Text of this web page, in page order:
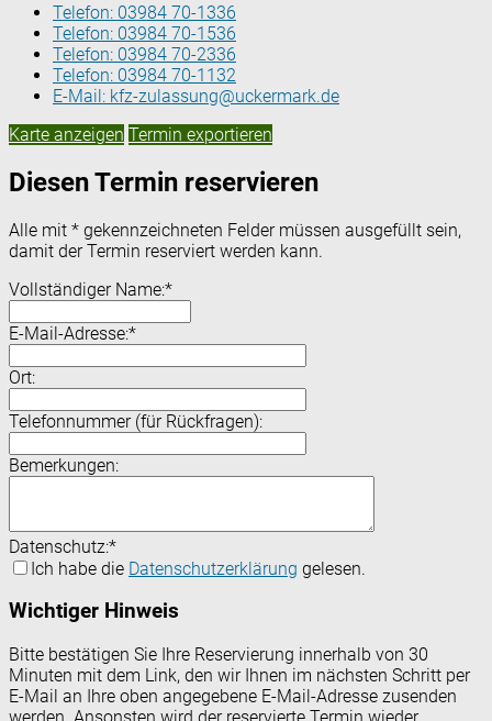
Telefon: 03984 70-1336
Telefon: 03984 70-1536
Telefon: 03984 70-2336
Telefon: 03984 70-1132
E-Mail: kfz-zulassung@uckermark.de
Karte anzeigen Termin exportieren
Diesen Termin reservieren
Alle mit * gekennzeichneten Felder müssen ausgefüllt sein,
damit der Termin reserviert werden kann.
Vollständiger Name:*
E-Mail-Adresse:*
Ort:
Telefonnummer (für Rückfragen):
Bemerkungen:
Datenschutz:*
Ich habe die Datenschutzerklärung gelesen.
Wichtiger Hinweis
Bitte bestätigen Sie Ihre Reservierung innerhalb von 30
Minuten mit dem Link, den wir Ihnen im nächsten Schritt per
E-Mail an Ihre oben angegebene E-Mail-Adresse zusenden